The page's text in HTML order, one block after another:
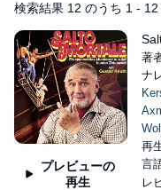
検索結果 12 のうち 1 - 12
プレビューの
再生
著
ナ
再
言
レ